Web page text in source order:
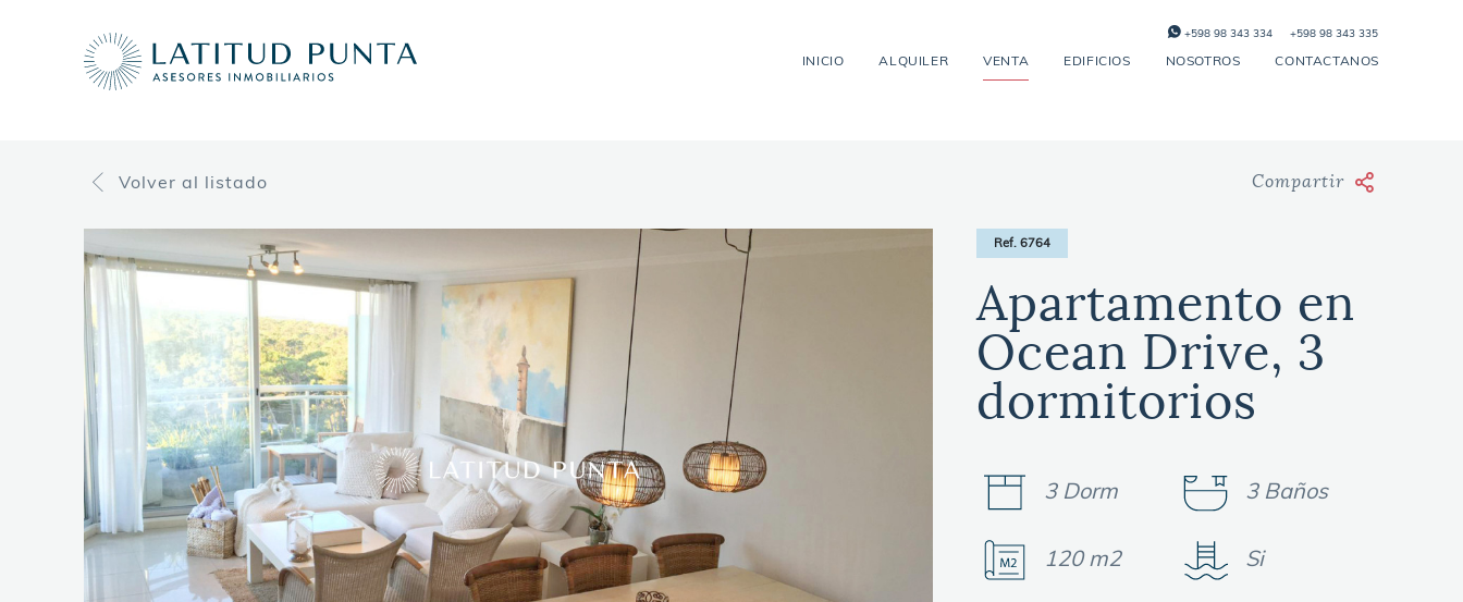
INICIO ALQUILER VENTA EDIFICIOS NOSOTROS CONTACTANOS
+598 98 343 334 +598 98 343 335
Volver al listado Compartir
Ref. 6764
Apartamento en
Ocean Drive, 3
dormitorios
3 Dorm 3 Baños
120 m2 Si